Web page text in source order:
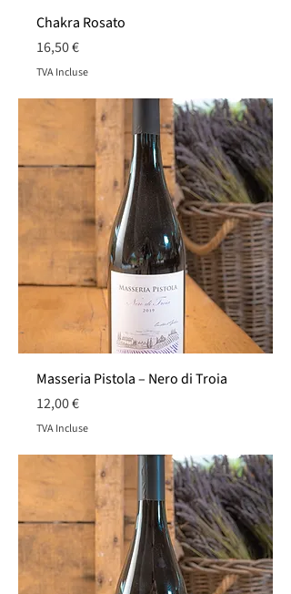
Chakra Rosato
Prix
16,50 €
TVA Incluse
Masseria Pistola – Nero di Troia
Prix
12,00 €
TVA Incluse